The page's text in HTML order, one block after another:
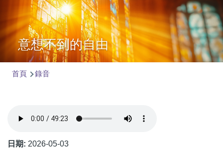
navigation
意想不到的自由
連
首頁 錄音
日期: 2026-05-03